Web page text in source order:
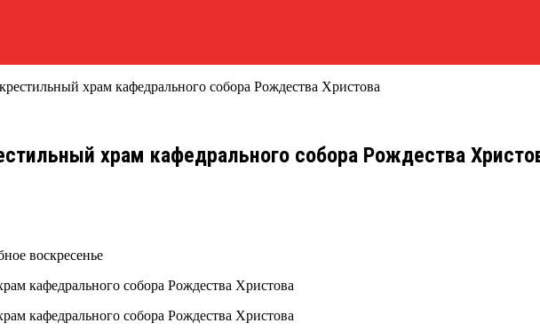
храм кафедрального собора Рождества Христова
храм кафедрального собора Рождества
воскресенье